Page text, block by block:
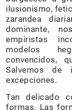
ilusionismo,
zarandea
dominante,
empiristas
modelos
convencidos,
Salvemos de
excepciones.
Tan delicado
formas. Las